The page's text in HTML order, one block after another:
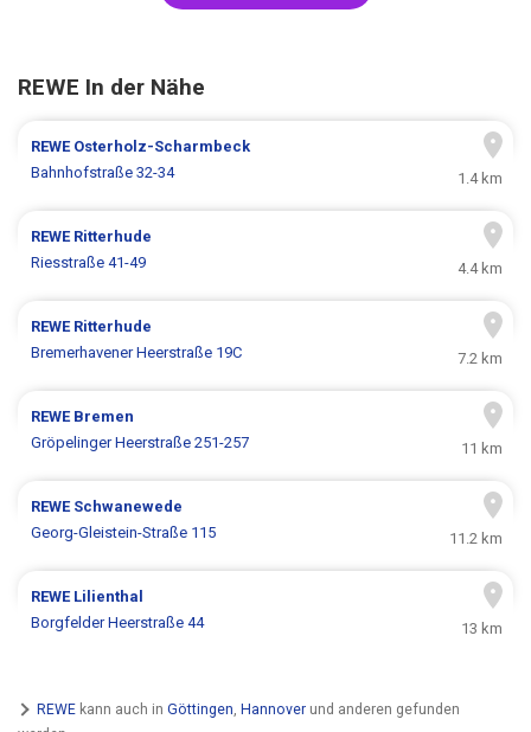
REWE In der Nähe
REWE Osterholz-Scharmbeck
Bahnhofstraße 32-34
1.4 km
REWE Ritterhude
Riesstraße 41-49
4.4 km
REWE Ritterhude
Bremerhavener Heerstraße 19C
7.2 km
REWE Bremen
Gröpelinger Heerstraße 251-257
11 km
REWE Schwanewede
Georg-Gleistein-Straße 115
11.2 km
REWE Lilienthal
Borgfelder Heerstraße 44
13 km
REWE kann auch in Göttingen, Hannover und anderen gefunden